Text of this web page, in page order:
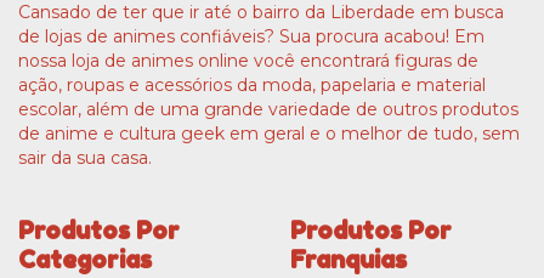
Cansado de ter que ir até o bairro da Liberdade em busca
de lojas de animes confiáveis? Sua procura acabou! Em
nossa loja de animes online você encontrará figuras de
ação, roupas e acessórios da moda, papelaria e material
escolar, além de uma grande variedade de outros produtos
de anime e cultura geek em geral e o melhor de tudo, sem
sair da sua casa.
Produtos Por
Categorias
Produtos Por
Franquias